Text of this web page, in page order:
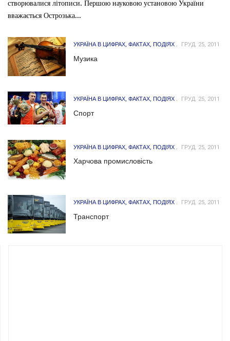
створювалися літописи. Першою науковою установою України
вважається Острозька...
УКРАЇНА В ЦИФРАХ, ФАКТАХ, ПОДІЯХ ГРУД. 25, 2011
Музика
УКРАЇНА В ЦИФРАХ, ФАКТАХ, ПОДІЯХ ГРУД. 25, 2011
Спорт
УКРАЇНА В ЦИФРАХ, ФАКТАХ, ПОДІЯХ ГРУД. 25, 2011
Харчова промисловість
УКРАЇНА В ЦИФРАХ, ФАКТАХ, ПОДІЯХ ГРУД. 25, 2011
Транспорт